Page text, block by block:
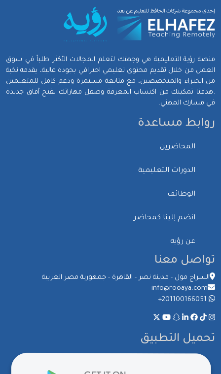
منصة رؤية التعليمية هي وجهتك لتعلم المجالات الأكثر طلباً في سوق
العمل من خلال تقديم محتوى تعليمي احترافي بجودة عالية، يقدمه نخبة
من الخبراء والمتخصصين، مع متابعة مستمرة ودعم كامل للمتعلمين
.هدفنا تمكينك من اكتساب المعرفة وصقل مهاراتك لفتح آفاق جديدة
في مسارك المهني.
روابط مساعدة
المحاضرين
الدورات التعليمية
الوظائف
انضم إلينا كمحاضر
عن رؤيه
تواصل معنا
السراج مول - مدينة نصر - القاهرة - جمهورية مصر العربية
info@rooaya.com
+201100166051
تحميل التطبيق